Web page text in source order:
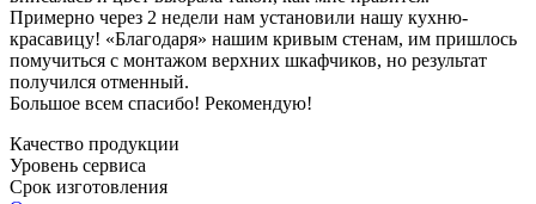
Примерно через 2 недели нам установили нашу кухню-
красавицу! «Благодаря» нашим кривым стенам, им пришлось
помучиться с монтажом верхних шкафчиков, но результат
получился отменный.
Большое всем спасибо! Рекомендую!
Качество продукции
Уровень сервиса
Срок изготовления